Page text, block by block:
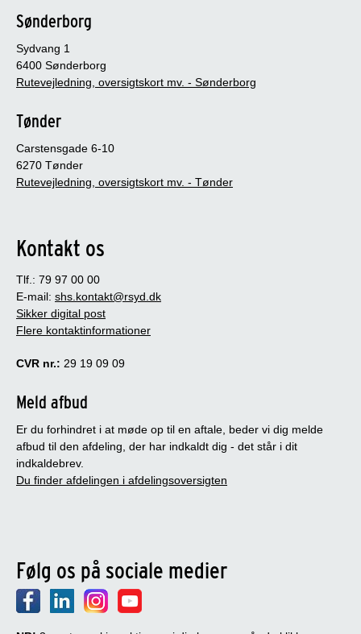
Sønderborg
Sydvang 1
6400 Sønderborg
Rutevejledning, oversigtskort mv. - Sønderborg
Tønder
Carstensgade 6-10
6270 Tønder
Rutevejledning, oversigtskort mv. - Tønder
Kontakt os
Tlf.: 79 97 00 00
E-mail: shs.kontakt@rsyd.dk
Sikker digital post
Flere kontaktinformationer
CVR nr.: 29 19 09 09
Meld afbud
Er du forhindret i at møde op til en aftale, beder vi dig melde
afbud til den afdeling, der har indkaldt dig - det står i dit
indkaldebrev.
Du finder afdelingen i afdelingsoversigten
Følg os på sociale medier